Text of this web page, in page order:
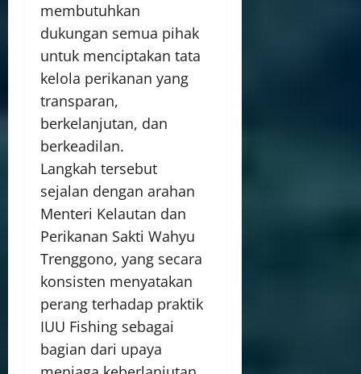
membutuhkan
dukungan semua pihak
untuk menciptakan tata
kelola perikanan yang
transparan,
berkelanjutan, dan
berkeadilan.
Langkah tersebut
sejalan dengan arahan
Menteri Kelautan dan
Perikanan Sakti Wahyu
Trenggono, yang secara
konsisten menyatakan
perang terhadap praktik
IUU Fishing sebagai
bagian dari upaya